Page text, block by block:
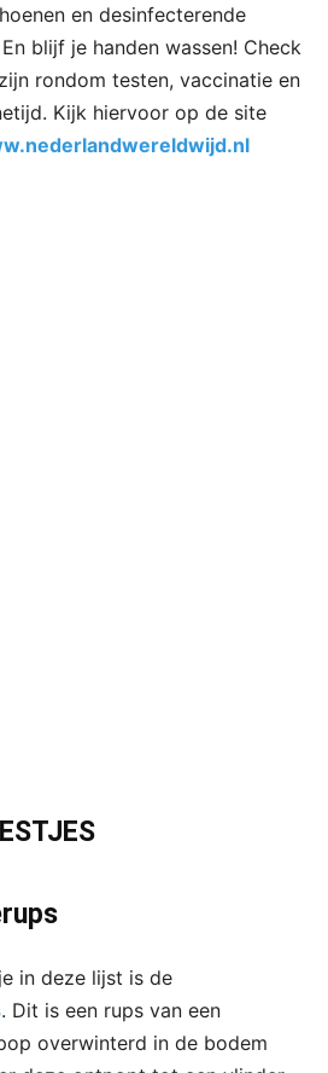
en desinfecterende
blijf je handen wassen! Check
rondom testen, vaccinatie en
Kijk hiervoor op de site
in deze lijst is de
. Dit is een rups van een
overwinterd in de bodem